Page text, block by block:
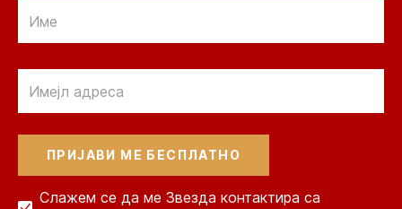
Слажем се да ме Звезда контактира са